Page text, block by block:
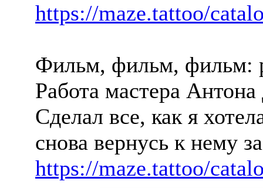
https://maze.tattoo/
Фильм, фильм, фильм:
Работа мастера
Сделал все, как я
снова вернусь к нему
https://maze.tattoo/